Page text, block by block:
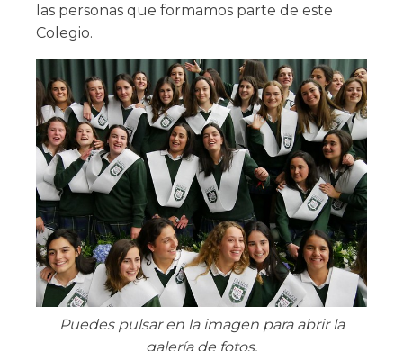
las personas que formamos parte de este
Colegio.
Puedes pulsar en la imagen para abrir la
galería de fotos.